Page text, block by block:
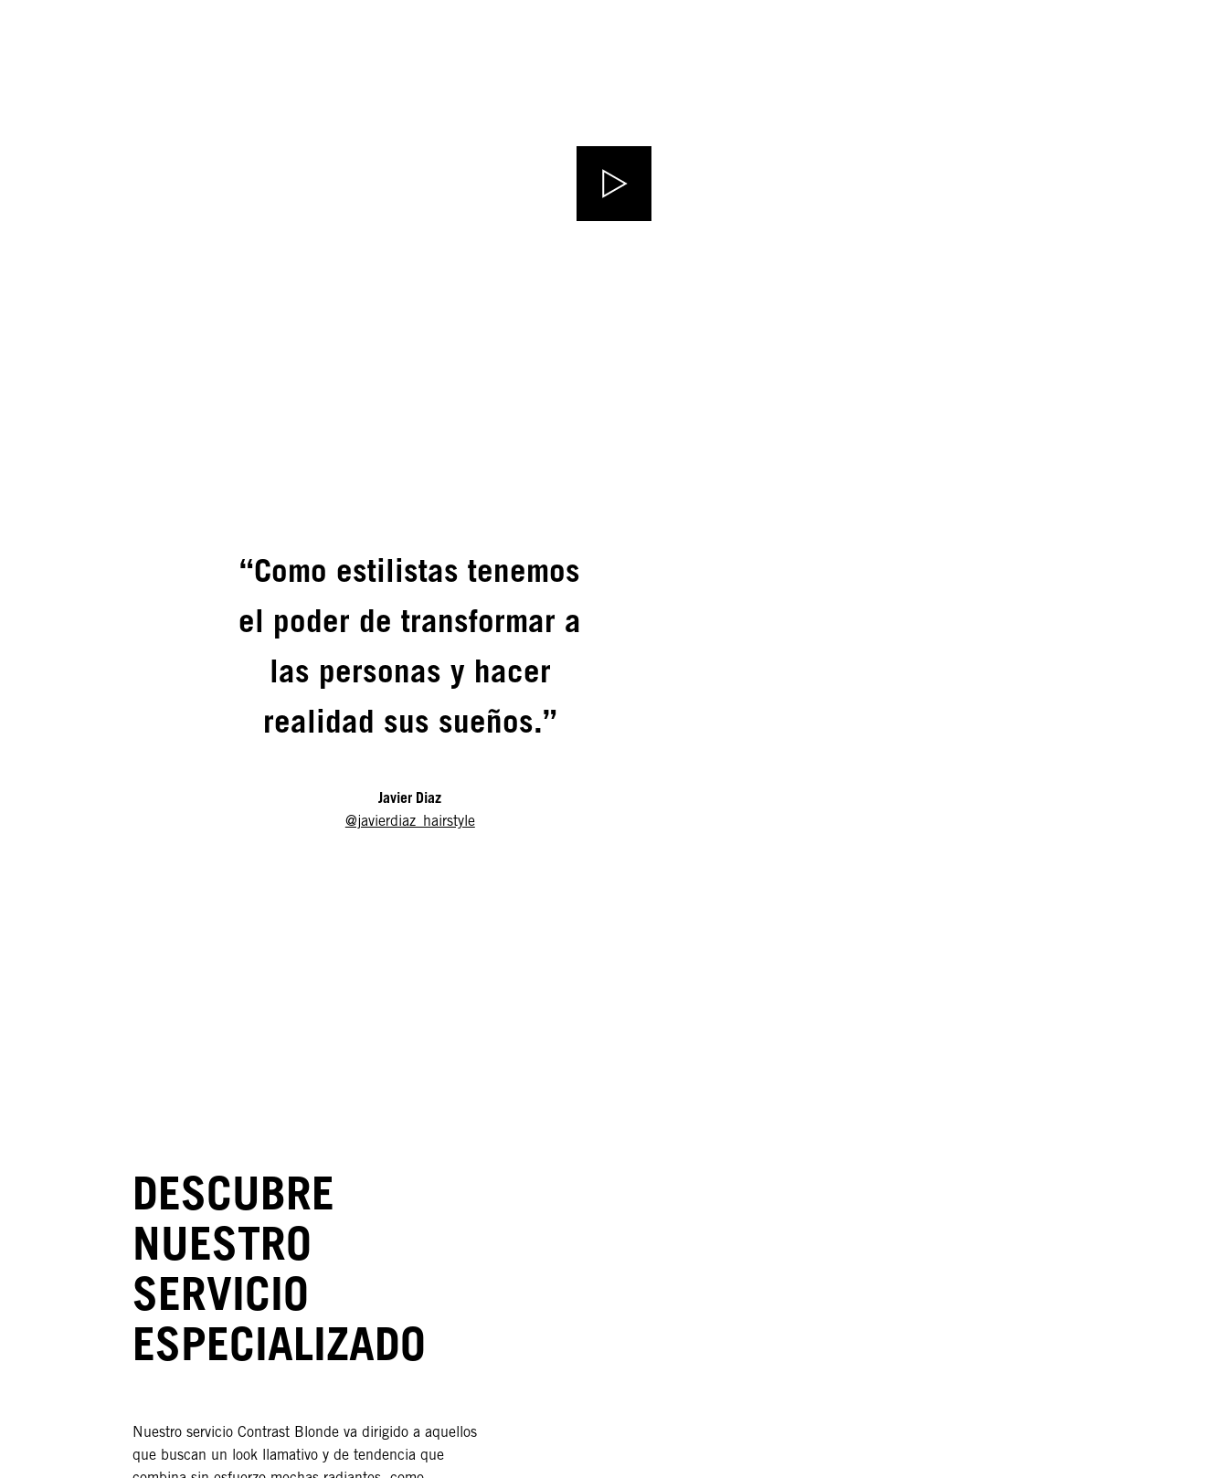
“Como estilistas tenemos
el poder de transformar a
las personas y hacer
realidad sus sueños.”
Javier Diaz
@javierdiaz_hairstyle
DESCUBRE
NUESTRO
SERVICIO
ESPECIALIZADO
Nuestro servicio Contrast Blonde va dirigido a aquellos
que buscan un look llamativo y de tendencia que